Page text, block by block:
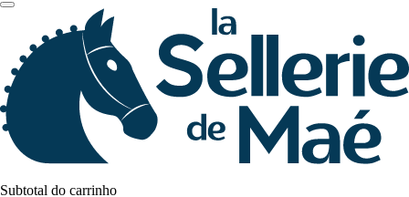
Subtotal do carrinho